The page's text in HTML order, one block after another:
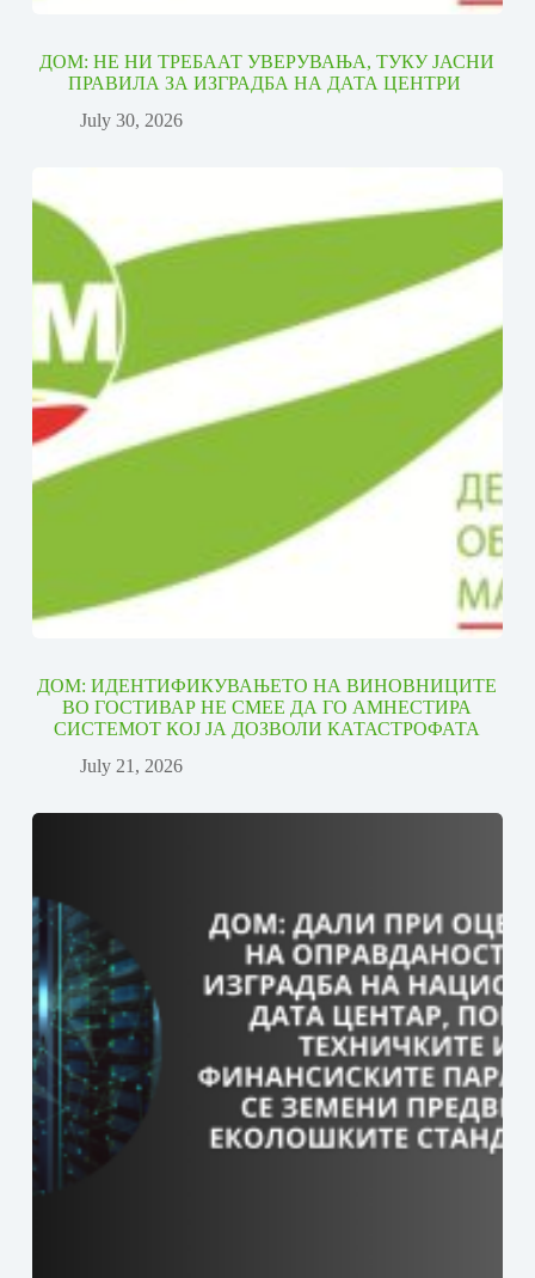
ДОМ: НЕ НИ ТРЕБААТ УВЕРУВАЊА, ТУКУ ЈАСНИ
ПРАВИЛА ЗА ИЗГРАДБА НА ДАТА ЦЕНТРИ
July 30, 2026
ДОМ: ИДЕНТИФИКУВАЊЕТО НА ВИНОВНИЦИТЕ
ВО ГОСТИВАР НЕ СМЕЕ ДА ГО АМНЕСТИРА
СИСТЕМОТ КОЈ ЈА ДОЗВОЛИ КАТАСТРОФАТА
July 21, 2026